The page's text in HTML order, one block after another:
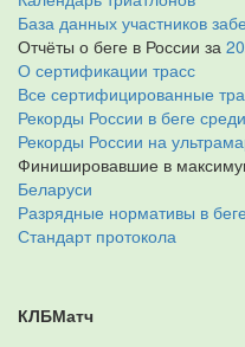
База данных участников
Отчёты о беге в России за
О сертификации трасс
Все сертифицированные
Рекорды России в беге
Рекорды России на
Финишировавшие в
Беларуси
Разрядные нормативы в беге
Стандарт протокола
КЛБМатч